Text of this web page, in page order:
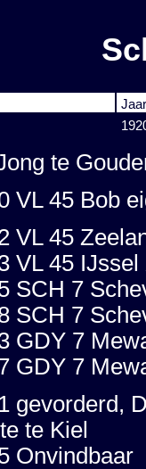
te
VL 45 Bob
VL 45
VL 45
SCH 7
SCH 7
GDY 7
GDY 7
gevorderd,
te Kiel
Onvindbaar